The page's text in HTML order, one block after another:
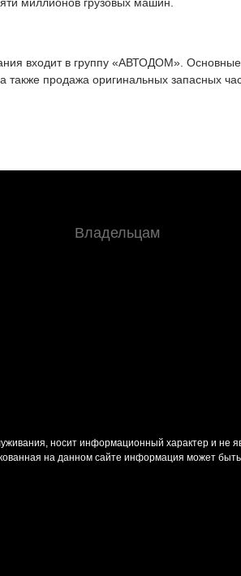
входит в группу «АВТОДОМ». Основные
продажа оригинальных запасных
Владельцам
носит информационный характер и не
на данном сайте информация может